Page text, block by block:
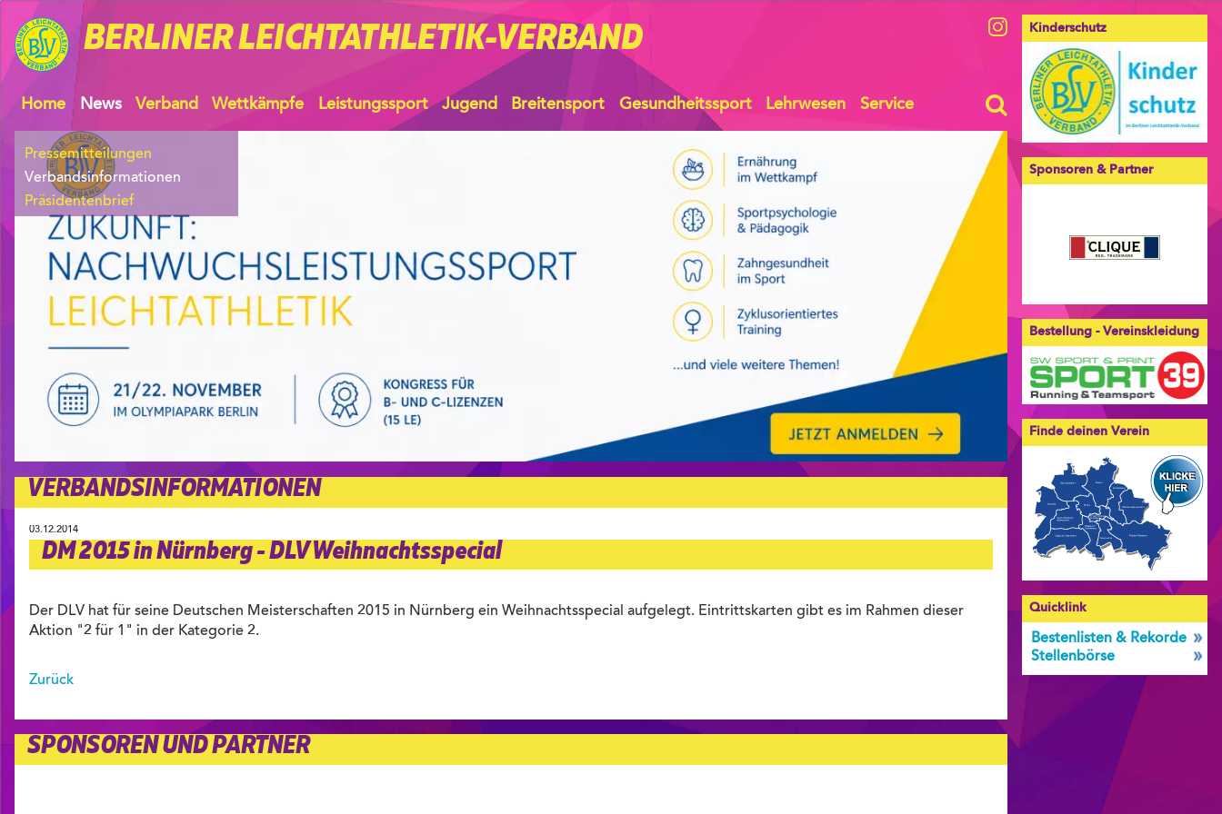
BERLINERLEICHTATHLETIK-VERBAND
Home News Verband Wettkämpfe Leistungssport Jugend Breitensport Gesundheitssport Lehrwesen Service
Pressemitteilungen
Verbandsinformationen
Präsidentenbrief
VERBANDSINFORMATIONEN
03.12.2014
DM 2015 in Nürnberg - DLV Weihnachtsspecial
Der DLV hat für seine Deutschen Meisterschaften 2015 in Nürnberg ein Weihnachtsspecial aufgelegt. Eintrittskarten gibt es im Rahmen dieser
Aktion "2 für 1" in der Kategorie 2.
Zurück
SPONSOREN UND PARTNER
Kinderschutz
Sponsoren & Partner
Bestellung - Vereinskleidung
Finde deinen Verein
Quicklink
Bestenlisten & Rekorde
Stellenbörse